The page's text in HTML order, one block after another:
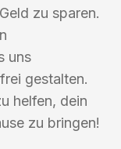
zu sparen.
uns
gestalten.
helfen, dein
zu bringen!